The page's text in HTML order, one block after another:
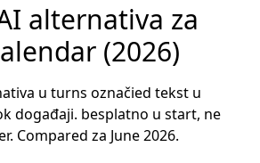
alternativa za
(2026)
u turns označied tekst u
događaji. besplatno u start, ne
Compared za June 2026.